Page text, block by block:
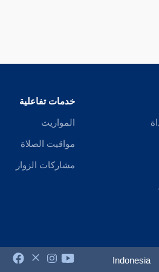
خدمات تفاعلية
المواريث
مواقيت الصلاة
مشاركات الزوار
Indonesia